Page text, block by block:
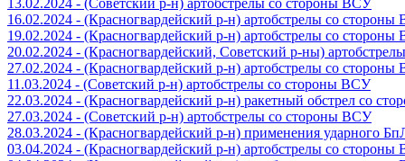
16.02.2024 - (Красногвардейский р-н) артобстрелы со
19.02.2024 - (Красногвардейский р-н) артобстрелы со
20.02.2024 - (Красногвардейский, Советский р-ны)
27.02.2024 - (Красногвардейский р-н) артобстрелы со
11.03.2024 - (Советский р-н) артобстрелы со стороны ВСУ
22.03.2024 - (Красногвардейский р-н) ракетный обстрел со
27.03.2024 - (Советский р-н) артобстрелы со стороны ВСУ
28.03.2024 - (Красногвардейский р-н) применения ударного
03.04.2024 - (Красногвардейский р-н) артобстрелы со